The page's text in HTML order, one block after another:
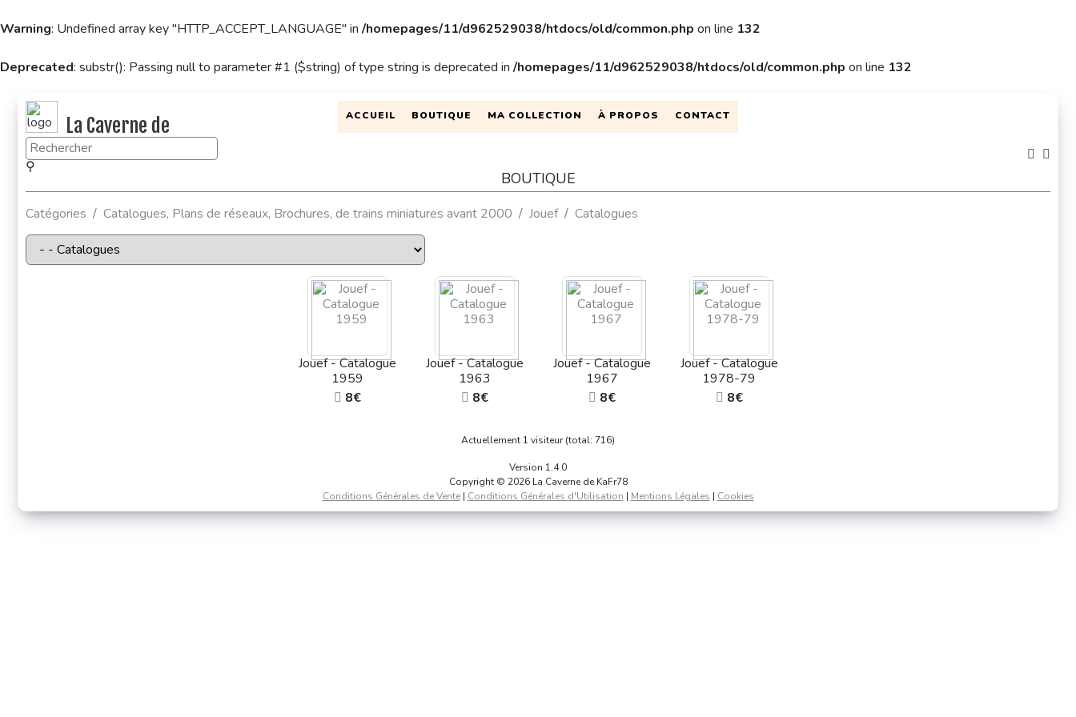
Warning: Undefined array key "HTTP_ACCEPT_LANGUAGE" in /homepages/11/d962529038/htdocs/old/common.php on line 132
Deprecated: substr(): Passing null to parameter #1 ($string) of type string is deprecated in /homepages/11/d962529038/htdocs/old/common.php on line 132
La Caverne de
KaFr78
⚲
ACCUEIL BOUTIQUE MA COLLECTION À PROPOS CONTACT
BOUTIQUE
Catégories Catalogues, Plans de réseaux, Brochures, de trains miniatures avant 2000 Jouef Catalogues
Jouef - Catalogue
1959
8€
Jouef - Catalogue
1963
8€
Jouef - Catalogue
1967
8€
Jouef - Catalogue
1978-79
8€
Actuellement 1 visiteur (total: 716)
Version 1.4.0
Copyright © 2026 La Caverne de KaFr78
Conditions Générales de Vente| Conditions Générales d'Utilisation | Mentions Légales | Cookies